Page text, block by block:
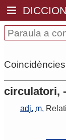
circulatori,
adj. m.